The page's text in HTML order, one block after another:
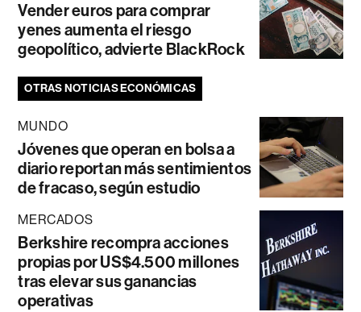
Vender euros para comprar
yenes aumenta el riesgo
geopolítico, advierte BlackRock
OTRAS NOTICIAS ECONÓMICAS
MUNDO
Jóvenes que operan en bolsa a
diario reportan más sentimientos
de fracaso, según estudio
MERCADOS
Berkshire recompra acciones
propias por US$4.500 millones
tras elevar sus ganancias
operativas